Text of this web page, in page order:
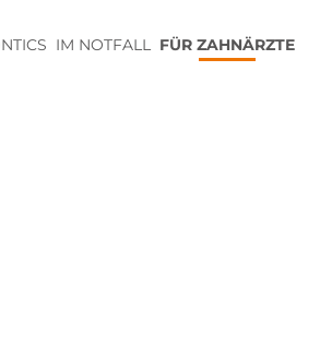
IM NOTFALL FÜR ZAHNÄRZTE